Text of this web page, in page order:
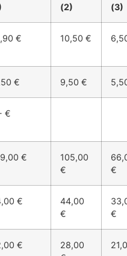
(2)
(3)
€ 10,50 €
€ 9,50 €
€
€
105,00
€
€
€
44,00
€
€
€
28,00